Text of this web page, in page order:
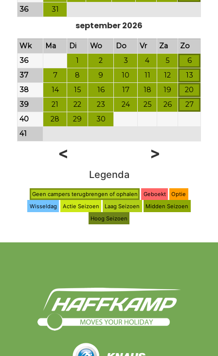
36
31
september 2026
Wk Ma Di Wo Do Vr Za
Zo
36
1 2 3 4 5
6
37
7 8 9 10 11 12
13
38
14 15 16 17 18 19
20
39
21 22 23 24 25 26
27
40
28 29
30
41
< >
Legenda
Geen campers terugbrengen of ophalen Geboekt
Optie
Wisseldag
Actie Seizoen Laag Seizoen
Midden Seizoen
Hoog Seizoen